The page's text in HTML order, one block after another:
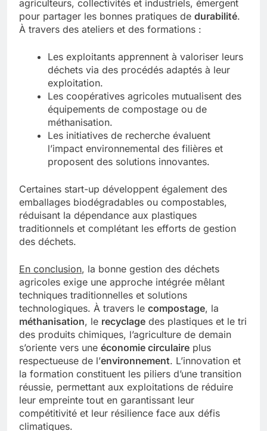
agriculteurs, collectivités et industriels, émergent
pour partager les bonnes pratiques de durabilité.
À travers des ateliers et des formations :
Les exploitants apprennent à valoriser leurs
déchets via des procédés adaptés à leur
exploitation.
Les coopératives agricoles mutualisent des
équipements de compostage ou de
méthanisation.
Les initiatives de recherche évaluent
l’impact environnemental des filières et
proposent des solutions innovantes.
Certaines start-up développent également des
emballages biodégradables ou compostables,
réduisant la dépendance aux plastiques
traditionnels et complétant les efforts de gestion
des déchets.
En conclusion, la bonne gestion des déchets
agricoles exige une approche intégrée mêlant
techniques traditionnelles et solutions
technologiques. À travers le compostage, la
méthanisation, le recyclage des plastiques et le tri
des produits chimiques, l’agriculture de demain
s’oriente vers une économie circulaire plus
respectueuse de l’environnement. L’innovation et
la formation constituent les piliers d’une transition
réussie, permettant aux exploitations de réduire
leur empreinte tout en garantissant leur
compétitivité et leur résilience face aux défis
climatiques.